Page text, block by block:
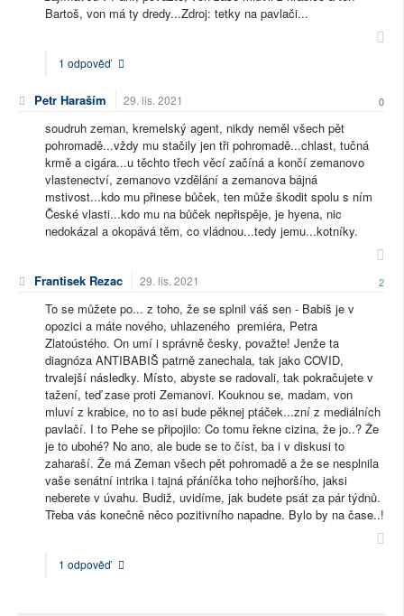
Bartoš, von má ty dredy...Zdroj: tetky na pavlači...
1 odpověď
Petr Haraším 29. lis. 2021 0
soudruh zeman, kremelský agent, nikdy neměl všech pět
pohromadě...vždy mu stačily jen tři pohromadě...chlast, tučná
krmě a cigára...u těchto třech věcí začíná a končí zemanovo
vlastenectví, zemanovo vzdělání a zemanova bájná
mstivost...kdo mu přinese bůček, ten může škodit spolu s ním
České vlasti...kdo mu na bůček nepřispěje, je hyena, nic
nedokázal a okopává těm, co vládnou...tedy jemu...kotníky.
Frantisek Rezac 29. lis. 2021 2
To se můžete po... z toho, že se splnil váš sen - Babiš je v
opozici a máte nového, uhlazeného premiéra, Petra
Zlatoústého. On umí i správně česky, považte! Jenže ta
diagnóza ANTIBABIŠ patrně zanechala, tak jako COVID,
trvalejší následky. Místo, abyste se radovali, tak pokračujete v
tažení, teď zase proti Zemanovi. Kouknou se, madam, von
mluví z krabice, no to asi bude pěknej ptáček...zní z mediálních
pavlačí. I to Pehe se připojilo: Co tomu řekne cizina, že jo..? Že
je to ubohé? No ano, ale bude se to číst, ba i v diskusi to
zaharaší. Že má Zeman všech pět pohromadě a že se nesplnila
vaše senátní intrika i tajná přáníčka toho nejhoršího, jaksi
neberete v úvahu. Budiž, uvidíme, jak budete psát za pár týdnů.
Třeba vás konečně něco pozitivního napadne. Bylo by na čase..!
1 odpověď